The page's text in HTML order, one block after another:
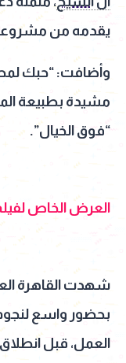
يقدمه من مشروعات
وأضافت: “حبك
مشيدة بطبيعة
“فوق الخيال”.
العرض الخاص
شهدت القاهرة
بحضور واسع لنجوم
العمل، قبل